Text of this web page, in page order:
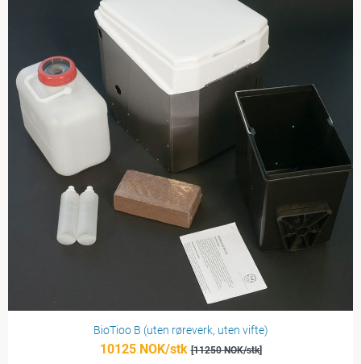
BioTioo B (uten røreverk, uten vifte)
10125 NOK/stk [11250 NOK/stk]